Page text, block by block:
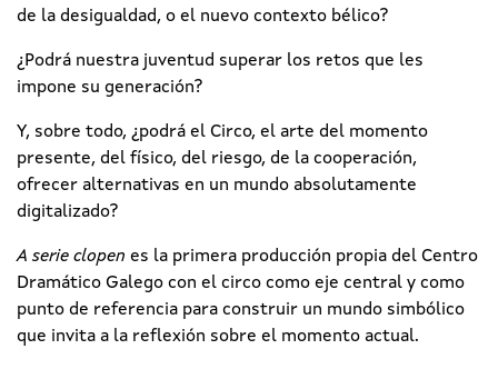
de la desigualdad, o el nuevo contexto bélico?
¿Podrá nuestra juventud superar los retos que les
impone su generación?
Y, sobre todo, ¿podrá el Circo, el arte del momento
presente, del físico, del riesgo, de la cooperación,
ofrecer alternativas en un mundo absolutamente
digitalizado?
A serie clopen es la primera producción propia del Centro
Dramático Galego con el circo como eje central y como
punto de referencia para construir un mundo simbólico
que invita a la reflexión sobre el momento actual.